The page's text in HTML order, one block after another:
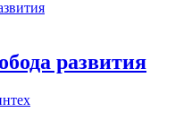
развития